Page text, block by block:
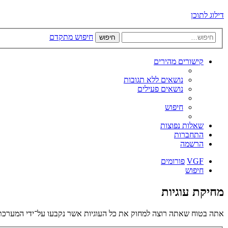
דילוג לתוכן
חיפוש חיפוש מתקדם
קישורים מהירים
נושאים ללא תגובות
נושאים פעילים
חיפוש
שאלות נפוצות
התחברות
הרשמה
VGF פורומים
חיפוש
מחיקת עוגיות
אתה בטוח שאתה רוצה למחוק את כל העוגיות אשר נקבעו על־ידי